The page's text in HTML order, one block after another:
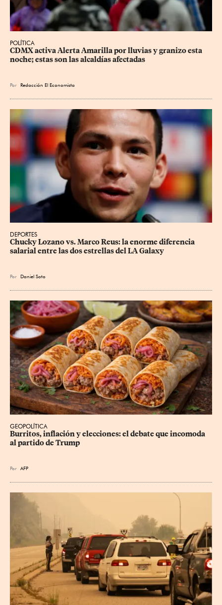
POLÍTICA
CDMX activa Alerta Amarilla por lluvias y granizo esta
noche; estas son las alcaldías afectadas
Por Redacción El Economista
DEPORTES
Chucky Lozano vs. Marco Reus: la enorme diferencia
salarial entre las dos estrellas del LA Galaxy
Por Daniel Soto
GEOPOLÍTICA
Burritos, inflación y elecciones: el debate que incomoda
al partido de Trump
Por AFP